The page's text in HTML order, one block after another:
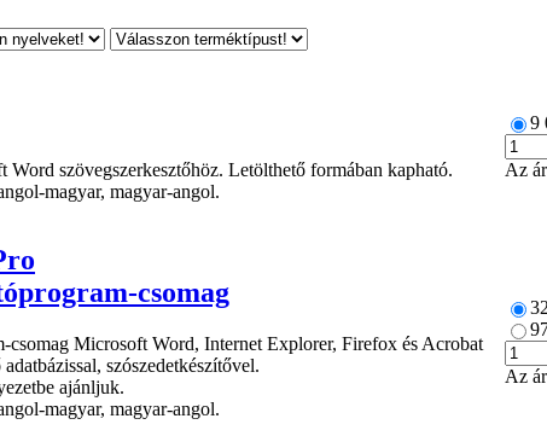
szövegszerkesztőhöz. Letölthető formában kapható.
magyar, magyar-angol.
9
Az
csomag
csomag Microsoft Word, Internet Explorer, Firefox és Acrobat
szószedetkészítővel.
ajánljuk.
magyar, magyar-angol.
Az